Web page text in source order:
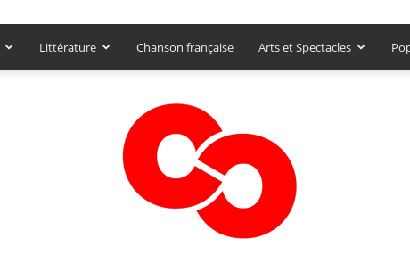
Littérature Chanson française Arts et Spectacles